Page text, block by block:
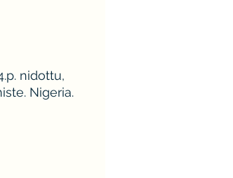
nidottu,
Nigeria.